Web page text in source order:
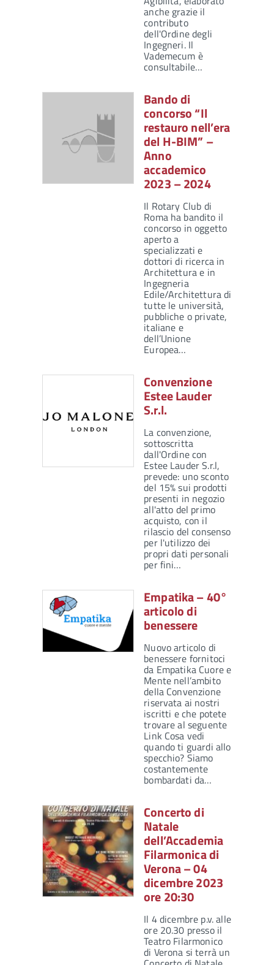
anche grazie il
contributo
dell'Ordine degli
Ingegneri. Il
Vademecum è
consultabile…
Bando di
concorso “Il
restauro nell’era
del H-BIM” –
Anno
accademico
2023 – 2024
Il Rotary Club di
Roma ha bandito il
concorso in oggetto
aperto a
specializzati e
dottori di ricerca in
Architettura e in
Ingegneria
Edile/Architettura di
tutte le università,
pubbliche o private,
italiane e
dell’Unione
Europea…
Convenzione
Estee Lauder
S.r.l.
La convenzione,
sottoscritta
dall'Ordine con
Estee Lauder S.r.l,
prevede: uno sconto
del 15% sui prodotti
presenti in negozio
all'atto del primo
acquisto, con il
rilascio del consenso
per l'utilizzo dei
propri dati personali
per fini…
Empatika – 40°
articolo di
benessere
Nuovo articolo di
benessere fornitoci
da Empatika Cuore e
Mente nell’ambito
della Convenzione
riservata ai nostri
iscritti e che potete
trovare al seguente
Link Cosa vedi
quando ti guardi allo
specchio? Siamo
costantemente
bombardati da…
Concerto di
Natale
dell’Accademia
Filarmonica di
Verona – 04
dicembre 2023
ore 20:30
Il 4 dicembre p.v. alle
ore 20.30 presso il
Teatro Filarmonico
di Verona si terrà un